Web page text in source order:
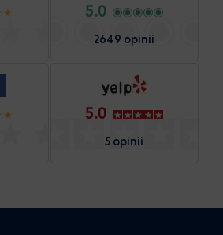
5.0
2649 opinii
5.0
5 opinii